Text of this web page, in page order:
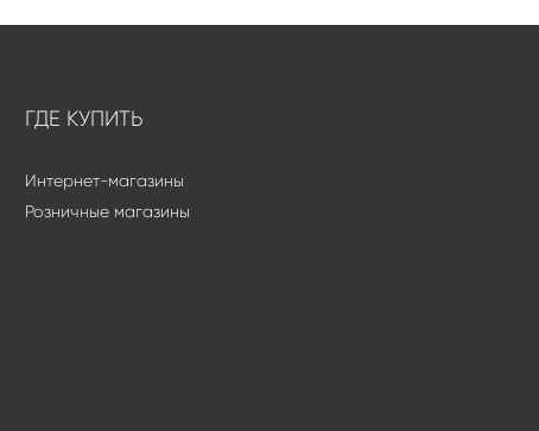
ГДЕ КУПИТЬ
Интернет-магазины
Розничные магазины